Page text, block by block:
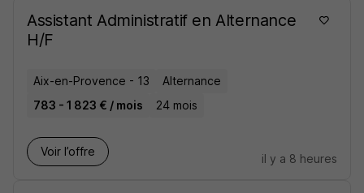
Assistant Administratif en Alternance
H/F
Aix-en-Provence - 13
Alternance
783 - 1 823 € / mois
24 mois
Voir l’offre
il y a 8 heures